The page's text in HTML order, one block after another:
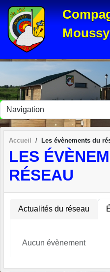
Moussy
Accueil Les évènements du
LES
RÉSEAU
Actualités du réseau
Aucun évènement
Panneau de gestion des cookies